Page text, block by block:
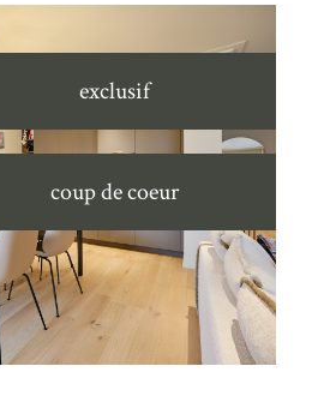
exclusif
coup de coeur
voir le bien